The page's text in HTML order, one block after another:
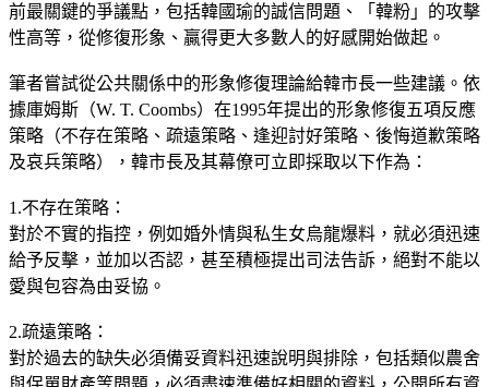
前最關鍵的爭議點，包括韓國瑜的誠信問題、「韓粉」的攻擊
性高等，從修復形象、贏得更大多數人的好感開始做起。
筆者嘗試從公共關係中的形象修復理論給韓市長一些建議。依
據庫姆斯（W. T. Coombs）在1995年提出的形象修復五項反應
策略（不存在策略、疏遠策略、逢迎討好策略、後悔道歉策略
及哀兵策略），韓市長及其幕僚可立即採取以下作為：
1.不存在策略：
對於不實的指控，例如婚外情與私生女烏龍爆料，就必須迅速
給予反擊，並加以否認，甚至積極提出司法告訴，絕對不能以
愛與包容為由妥協。
2.疏遠策略：
對於過去的缺失必須備妥資料迅速說明與排除，包括類似農舍